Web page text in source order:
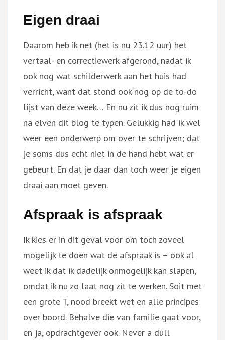
Eigen draai
Daarom heb ik net (het is nu 23.12 uur) het
vertaal- en correctiewerk afgerond, nadat ik
ook nog wat schilderwerk aan het huis had
verricht, want dat stond ook nog op de to-do
lijst van deze week… En nu zit ik dus nog ruim
na elven dit blog te typen. Gelukkig had ik wel
weer een onderwerp om over te schrijven; dat
je soms dus echt niet in de hand hebt wat er
gebeurt. En dat je daar dan toch weer je eigen
draai aan moet geven.
Afspraak is afspraak
Ik kies er in dit geval voor om toch zoveel
mogelijk te doen wat de afspraak is – ook al
weet ik dat ik dadelijk onmogelijk kan slapen,
omdat ik nu zo laat nog zit te werken. Soit met
een grote T, nood breekt wet en alle principes
over boord. Behalve die van familie gaat voor,
en ja, opdrachtgever ook. Never a dull